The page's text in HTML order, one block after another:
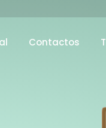
Contactos